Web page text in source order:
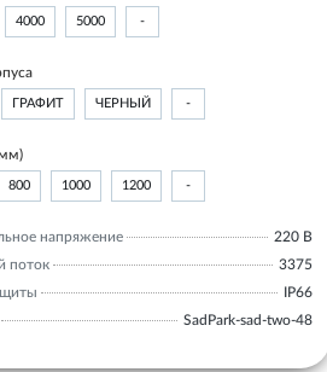
4000 5000 -
ГРАФИТ ЧЕРНЫЙ -
800 1000 1200 -
напряжение
220 В
поток
3375
IP66
SadPark-sad-two-48